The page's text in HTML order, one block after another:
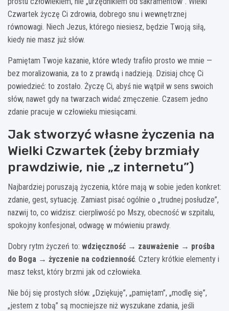
Czwartek życzę Ci zdrowia, dobrego snu i wewnętrznej
równowagi. Niech Jezus, którego niesiesz, będzie Twoją siłą,
kiedy nie masz już słów.
Pamiętam Twoje kazanie, które wtedy trafiło prosto we mnie —
bez moralizowania, za to z prawdą i nadzieją. Dzisiaj chcę Ci
powiedzieć: to zostało. Życzę Ci, abyś nie wątpił w sens swoich
słów, nawet gdy na twarzach widać zmęczenie. Czasem jedno
zdanie pracuje w człowieku miesiącami.
Jak stworzyć własne życzenia na
Wielki Czwartek (żeby brzmiały
prawdziwie, nie „z internetu”)
Najbardziej poruszają życzenia, które mają w sobie jeden konkret:
zdanie, gest, sytuację. Zamiast pisać ogólnie o „trudnej posłudze”,
nazwij to, co widzisz: cierpliwość po Mszy, obecność w szpitalu,
spokojny konfesjonał, odwagę w mówieniu prawdy.
Dobry rytm życzeń to: wdzięczność → zauważenie → prośba
do Boga → życzenie na codzienność. Cztery krótkie elementy i
masz tekst, który brzmi jak od człowieka.
Nie bój się prostych słów. „Dziękuję”, „pamiętam”, „modlę się”,
„jestem z tobą” są mocniejsze niż wyszukane zdania, jeśli